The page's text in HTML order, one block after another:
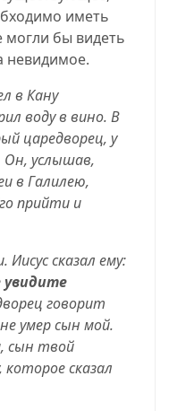
иметь
могли бы видеть
невидимое.
в Кану
воду в вино. В
царедворец, у
Он, услышав,
в Галилею,
прийти и
сказал ему:
увидите
говорит
умер сын мой.
сын твой
которое сказал